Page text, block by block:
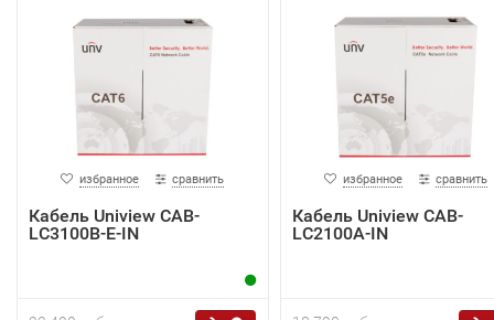
избранное сравнить
Кабель Uniview CAB-
LC3100B-E-IN
избранное сравнить
Кабель Uniview CAB-
LC2100A-IN